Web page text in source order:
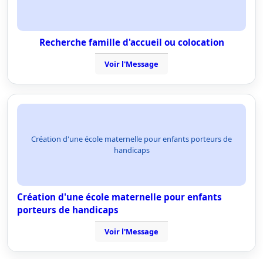
Recherche famille d'accueil ou colocation
Voir l'Message
Création d'une école maternelle pour enfants porteurs de
handicaps
Création d'une école maternelle pour enfants
porteurs de handicaps
Voir l'Message